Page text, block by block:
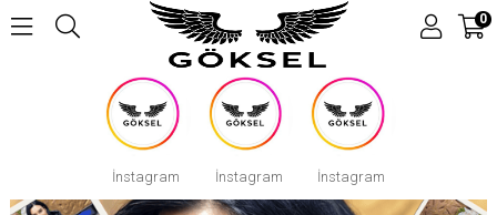
0
İnstagram İnstagram İnstagram